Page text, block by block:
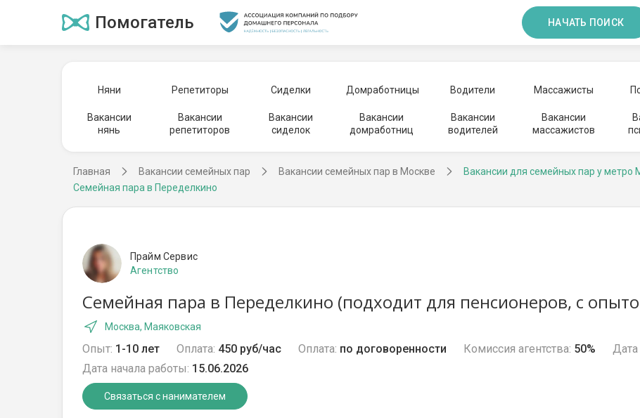
Помогатель НАЧАТЬ ПОИСК
Няни Репетиторы Сиделки Домработницы Водители Массажисты
Вакансии
нянь
Вакансии
репетиторов
Вакансии
сиделок
Вакансии
домработниц
Вакансии
водителей
Вакансии
массажистов
Главная Вакансии семейных пар Вакансии семейных пар в Москве
Вакансии для семейных пар у метро
Семейная пара в Переделкино
Прайм Сервис
Агентство
Семейная пара в Переделкино (подходит для пенсионеров, с
Москва, Маяковская
Опыт: 1-10 лет Оплата: 450 руб/час Оплата: по договоренности Комиссия агентства: 50% Дата
Дата начала работы: 15.06.2026
Связаться с нанимателем